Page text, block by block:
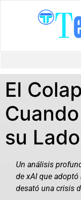
El
su
Un análisis
de xAI que adoptó
desató una crisis